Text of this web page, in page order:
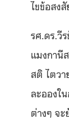
ไขข้อสง
รศ.ดร.วี
แมงกานี
สติ ไตว
ละอองใ
ต่างๆ จะ